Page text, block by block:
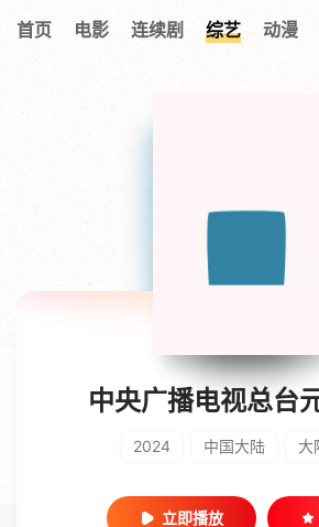
首页 电影 连续剧 综艺 动漫
暂无观看影片的记录
中央广播电视总台
2024 中国大陆 大
立即播放